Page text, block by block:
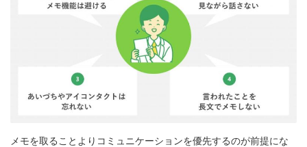
メモを取ることよりコミュニケーションを優先するのが前提にな